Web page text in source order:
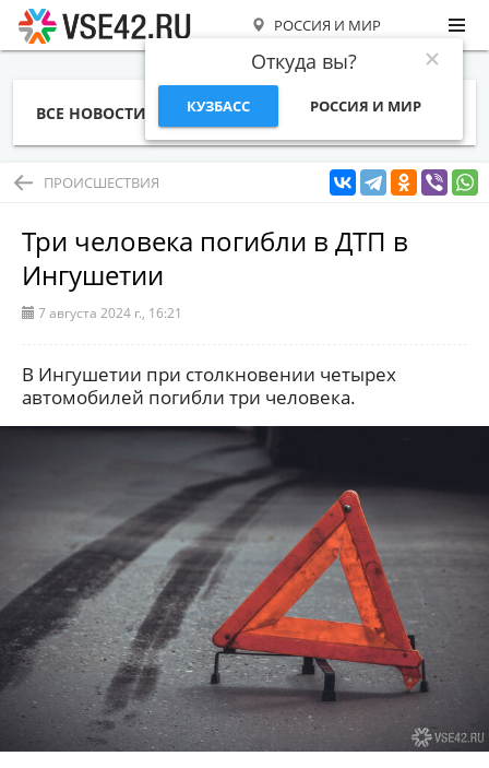
РОССИЯ И МИР
Откуда вы?
КУЗБАСС РОССИЯ И МИР
ВСЕ НОВОСТИ СТАТЬИ ТЕМЫ ФОТО
ПРОИСШЕСТВИЯ
Три человека погибли в ДТП в
Ингушетии
7 августа 2024 г., 16:21
В Ингушетии при столкновении четырех
автомобилей погибли три человека.